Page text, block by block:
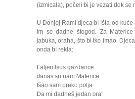
(izmicala), počeli bi je vezati dok se
U Donjoj Rami djeca bi išla od kuće
im se dadne štogod. Za
jabuka, oraha, što bi tko imao.
onda bi rekla:
Faljen Isus gazdarice
danas su nam Materice.
Išao sam preko polja
Da mi dadneš jedan ora'